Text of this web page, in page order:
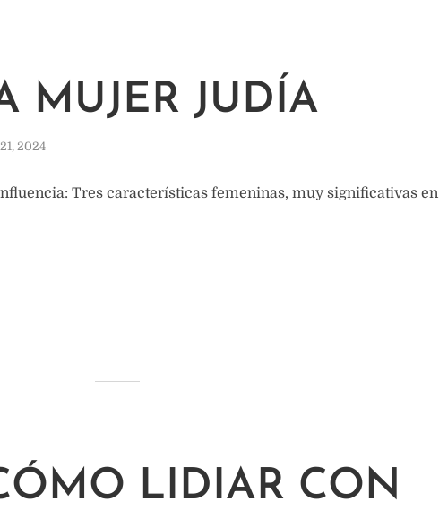
MUJER JUDÍA
2024
Tres características femeninas, muy significativas en
LIDIAR CON